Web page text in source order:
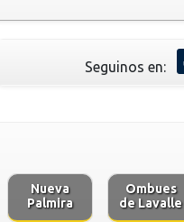
Seguinos en:
Nueva
Palmira
Ombues
de Lavalle